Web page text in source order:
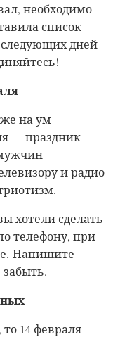
необходимо
список
дней
же на ум
— праздник
и радио
хотели сделать
телефону, при
Напишите
забыть.
то 14 февраля —